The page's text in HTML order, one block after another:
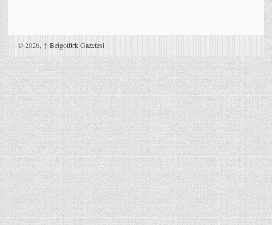
© 2026, ↑ Belgotürk Gazetesi